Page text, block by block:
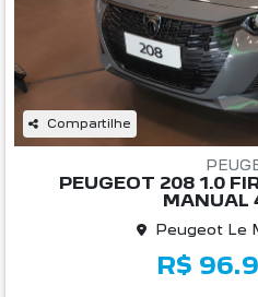
Compartilhe
PEUGEOT 208 1.0
MANUAL
Peugeot Le
R$